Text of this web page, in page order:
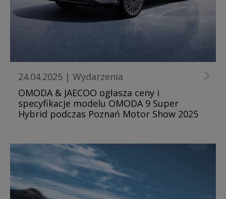
24.04.2025 | Wydarzenia
OMODA & JAECOO ogłasza ceny i
specyfikacje modelu OMODA 9 Super
Hybrid podczas Poznań Motor Show 2025